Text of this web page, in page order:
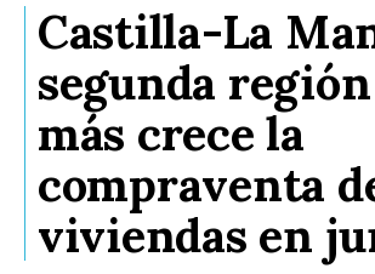
Castilla-La
segunda
más crece la
compraventa
viviendas en